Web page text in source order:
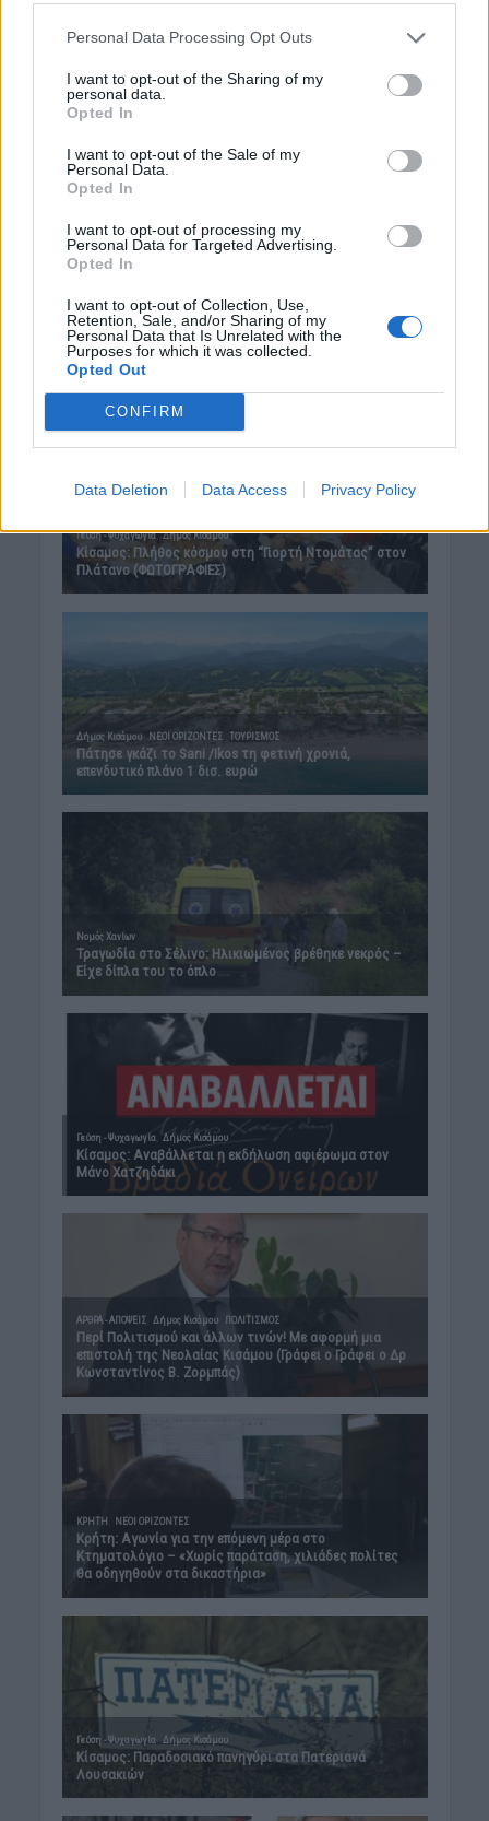
Personal Data Processing Opt Outs
I want to opt-out of the Sharing of my
personal data.
Opted In
I want to opt-out of the Sale of my
Personal Data.
Opted In
I want to opt-out of processing my
Personal Data for Targeted Advertising.
Opted In
I want to opt-out of Collection, Use,
Retention, Sale, and/or Sharing of my
Personal Data that Is Unrelated with the
Purposes for which it was collected.
Opted Out
CONFIRM
Data Deletion Data Access Privacy Policy
ΝΟΜΌΣ ΧΑΝΊΩΝ • ΤΟΥΡΙΣΜΟΣ
62χρονη τουρίστρια στη θάλασσα
ΕΝΔΙΑΦΕΡΟΝΤΑ
Τα ζώδια της Κυριακής 9 Αυγούστου
ΜΑΤΙΕΣ ΣΤΟ ΠΑΡΕΛΘΟΝ • ΠΟΛΙΤΙΚΗ
8 Αυγούστου 2026 19:33
Δημοφιλή αυτή την εβδομάδα